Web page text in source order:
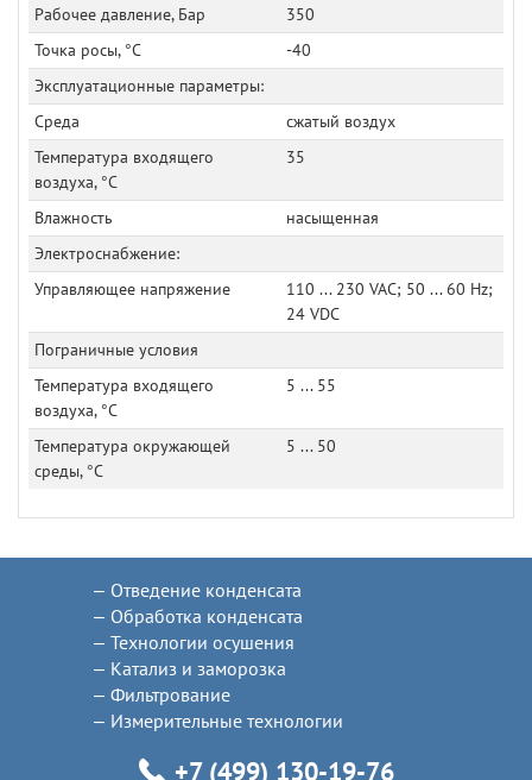
Рабочее давление, Бар
350
Точка росы, °C
-40
Эксплуатационные параметры:
Среда
сжатый воздух
Температура входящего
воздуха, °C
35
Влажность
насыщенная
Электроснабжение:
Управляющее напряжение
110 ... 230 VAC; 50 ... 60 Hz;
24 VDC
Пограничные условия
Температура входящего
воздуха, °C
5 ... 55
Температура окружающей
среды, °C
5 ... 50
Отведение конденсата
Обработка конденсата
Технологии осушения
Катализ и заморозка
Фильтрование
Измерительные технологии
+7 (499) 130-19-76